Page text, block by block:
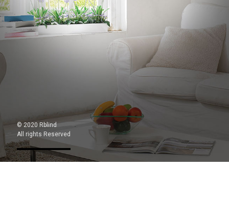
© 2020 Rblind
All rights Reserved